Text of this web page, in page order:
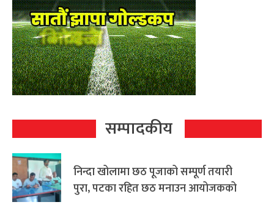
सम्पादकीय
निन्दा खोलामा छठ पूजाको सम्पूर्ण तयारी
पुरा, पटका रहित छठ मनाउन आयोजकको